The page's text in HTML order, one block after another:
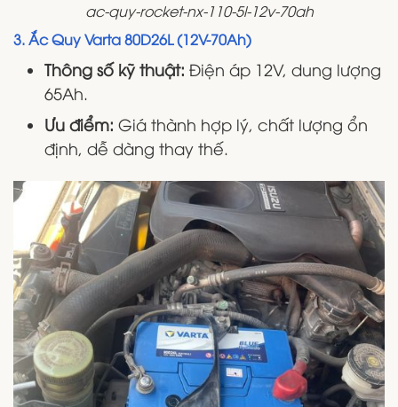
ac-quy-rocket-nx-110-5l-12v-70ah
3. Ắc Quy Varta 80D26L (12V-70Ah)
Thông số kỹ thuật: Điện áp 12V, dung lượng
65Ah.
Ưu điểm: Giá thành hợp lý, chất lượng ổn
định, dễ dàng thay thế.